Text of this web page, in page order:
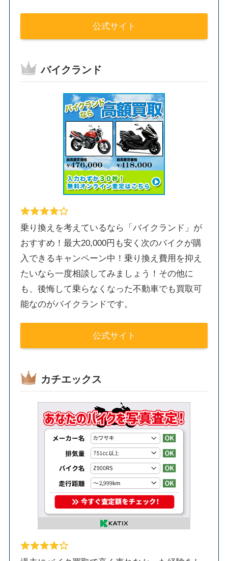
公式サイト
バイクランド
乗り換えを考えているなら「バイクランド」が
おすすめ！最大20,000円も安く次のバイクが購
入できるキャンペーン中！乗り換え費用を抑え
たいなら一度相談してみましょう！その他に
も、後悔して乗らなくなった不動車でも買取可
能なのがバイクランドです。
公式サイト
カチエックス